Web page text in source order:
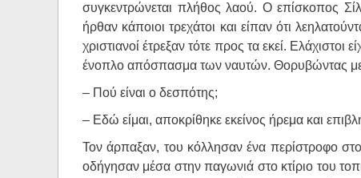
συγκεντρώνεται πλήθος λαού. Ο επίσκοπος
ήρθαν κάποιοι τρεχάτοι και είπαν ότι
χριστιανοί έτρεξαν τότε προς τα εκεί.
ένοπλο απόσπασμα των ναυτών. Θορυβώντας με
– Πού είναι ο δεσπότης;
– Εδώ είμαι, αποκρίθηκε εκείνος ήρεμα και
Τον άρπαξαν, του κόλλησαν ένα περίστροφο
οδήγησαν μέσα στην παγωνιά στο κτίριο του